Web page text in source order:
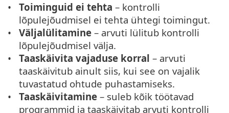
Toiminguid ei tehta – kontrolli
lõpulejõudmisel ei tehta ühtegi toimingut.
Väljalülitamine – arvuti lülitub kontrolli
lõpulejõudmisel välja.
Taaskäivita vajaduse korral – arvuti
taaskäivitub ainult siis, kui see on vajalik
tuvastatud ohtude puhastamiseks.
Taaskäivitamine – suleb kõik töötavad
programmid ja taaskäivitab arvuti kontrolli